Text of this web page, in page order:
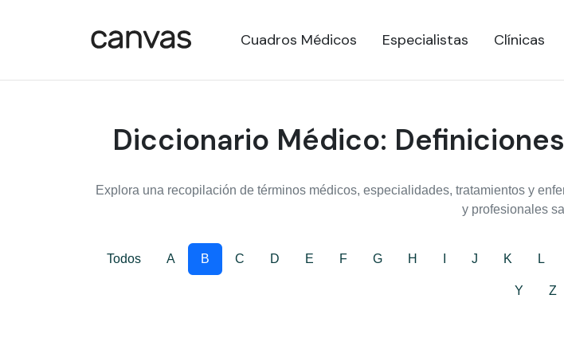
Cuadros Médicos Especialistas Clínicas
Diccionario Médico:
Explora una recopilación de términos médicos, especialidades, tratamientos y
y profesionales
Todos A B C D E F G H J K L
Y Z